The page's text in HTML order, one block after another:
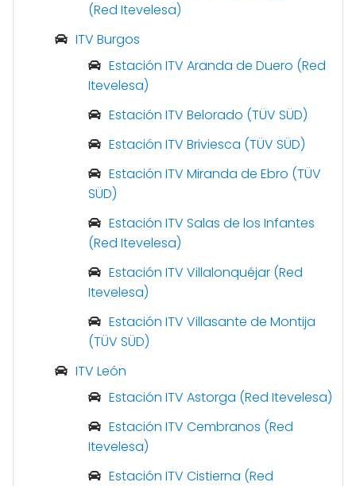
(Red Itevelesa)
ITV Burgos
Estación ITV Aranda de Duero (Red
Itevelesa)
Estación ITV Belorado (TÜV SÜD)
Estación ITV Briviesca (TÜV SÜD)
Estación ITV Miranda de Ebro (TÜV
SÜD)
Estación ITV Salas de los Infantes
(Red Itevelesa)
Estación ITV Villalonquéjar (Red
Itevelesa)
Estación ITV Villasante de Montija
(TÜV SÜD)
ITV León
Estación ITV Astorga (Red Itevelesa)
Estación ITV Cembranos (Red
Itevelesa)
Estación ITV Cistierna (Red